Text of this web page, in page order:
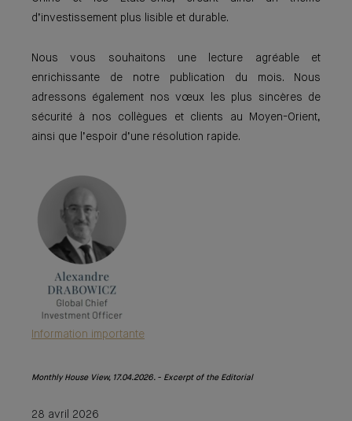
d’investissement plus lisible et durable.
Nous vous souhaitons une lecture agréable et
enrichissante de notre publication du mois. Nous
adressons également nos vœux les plus sincères de
sécurité à nos collègues et clients au Moyen-Orient,
ainsi que l’espoir d’une résolution rapide.
Information importante
Monthly House View, 17.04.2026. - Excerpt of the Editorial
28 avril 2026